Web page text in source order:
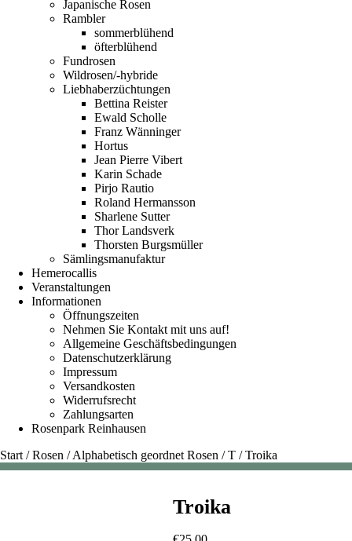
Japanische Rosen
Rambler
sommerblühend
öfterblühend
Fundrosen
Wildrosen/-hybride
Liebhaberzüchtungen
Bettina Reister
Ewald Scholle
Franz Wänninger
Hortus
Jean Pierre Vibert
Karin Schade
Pirjo Rautio
Roland Hermansson
Sharlene Sutter
Thor Landsverk
Thorsten Burgsmüller
Sämlingsmanufaktur
Hemerocallis
Veranstaltungen
Informationen
Öffnungszeiten
Nehmen Sie Kontakt mit uns auf!
Allgemeine Geschäftsbedingungen
Datenschutzerklärung
Impressum
Versandkosten
Widerrufsrecht
Zahlungsarten
Rosenpark Reinhausen
Start /Rosen /Alphabetisch geordnet Rosen /T /Troika
Troika